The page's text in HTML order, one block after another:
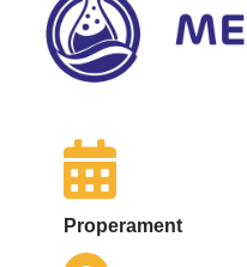
Properament